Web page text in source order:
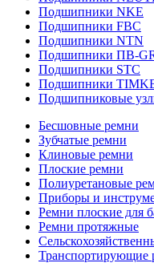
Подшипники NKE
Подшипники FBC
Подшипники NTN
Подшипники ПВ-
Подшипники STC
Подшипники
Подшипниковые
Бесшовные ремни
Зубчатые ремни
Клиновые ремни
Плоские ремни
Полиуретановые
Приборы и
Ремни плоские для
Ремни протяжные
Транспортирующие